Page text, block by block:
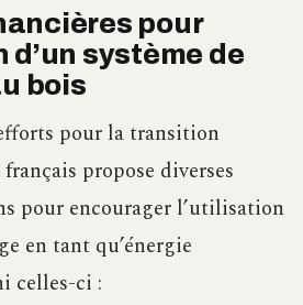
pour
d’un système de
bois
pour la transition
propose diverses
pour encourager l’utilisation
en tant qu’énergie
celles-ci :